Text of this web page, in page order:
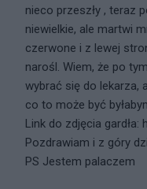
nieco przeszły , teraz
niewielkie, ale martwi
czerwone i z lewej
narośl. Wiem, że po
wybrać się do lekarza,
co to może być
Link do zdjęcia
Pozdrawiam i z góry
PS Jestem palaczem